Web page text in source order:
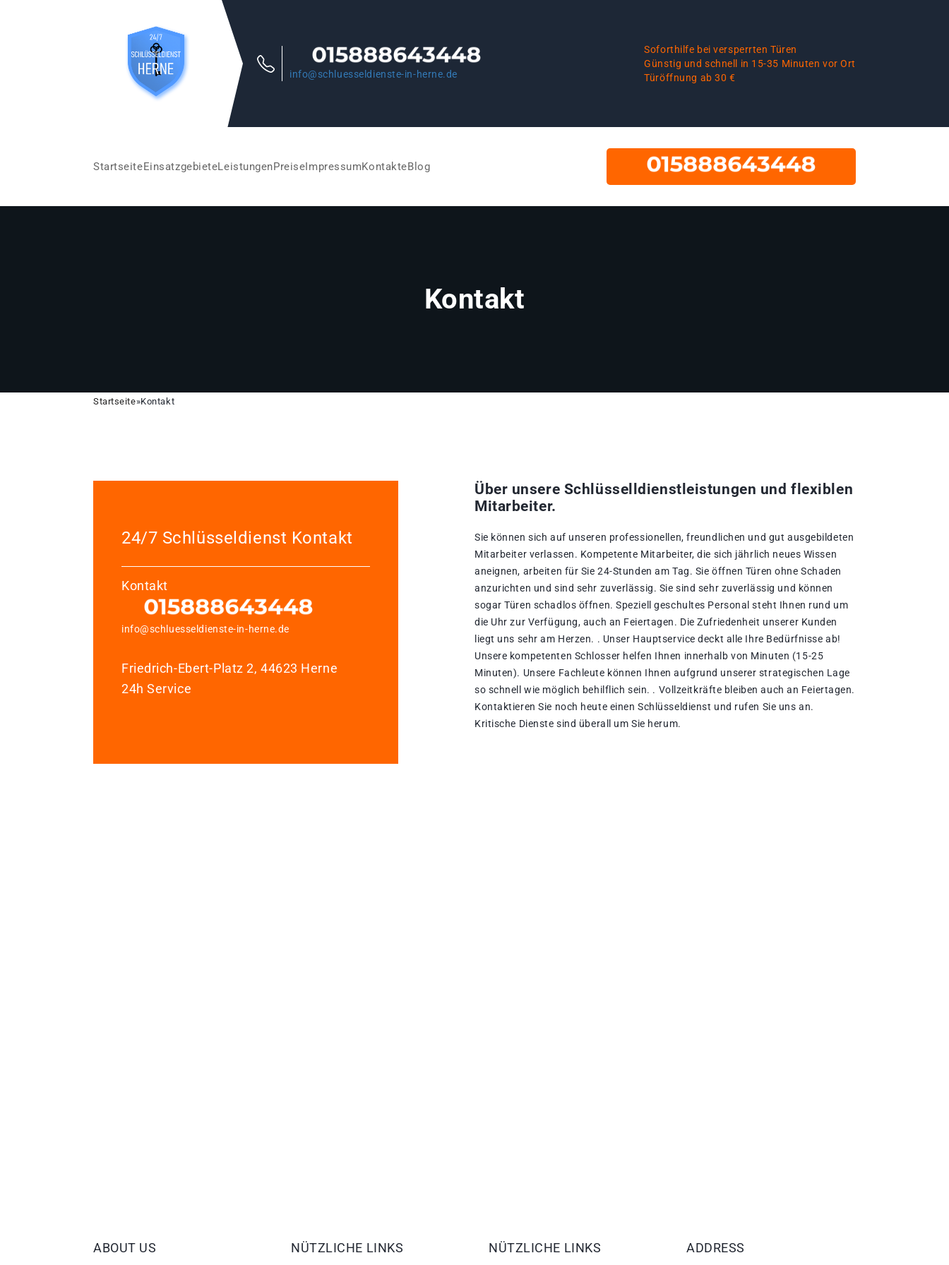
info@schluesseldienste-in-herne.de
Soforthilfe bei versperrten Türen
Günstig und schnell in 15-35 Minuten vor Ort
Türöffnung ab 30 €
StartseiteEinsatzgebieteLeistungenPreiseImpressumKontakteBlog
Kontakt
Startseite»Kontakt
24/7 Schlüsseldienst Kontakt
Kontakt
info@schluesseldienste-in-herne.de
Friedrich-Ebert-Platz 2, 44623 Herne
24h Service
Über unsere Schlüsselldienstleistungen und flexiblen
Mitarbeiter.
Sie können sich auf unseren professionellen, freundlichen und gut ausgebildeten
Mitarbeiter verlassen. Kompetente Mitarbeiter, die sich jährlich neues Wissen
aneignen, arbeiten für Sie 24-Stunden am Tag. Sie öffnen Türen ohne Schaden
anzurichten und sind sehr zuverlässig. Sie sind sehr zuverlässig und können
sogar Türen schadlos öffnen. Speziell geschultes Personal steht Ihnen rund um
die Uhr zur Verfügung, auch an Feiertagen. Die Zufriedenheit unserer Kunden
liegt uns sehr am Herzen. . Unser Hauptservice deckt alle Ihre Bedürfnisse ab!
Unsere kompetenten Schlosser helfen Ihnen innerhalb von Minuten (15-25
Minuten). Unsere Fachleute können Ihnen aufgrund unserer strategischen Lage
so schnell wie möglich behilflich sein. . Vollzeitkräfte bleiben auch an Feiertagen.
Kontaktieren Sie noch heute einen Schlüsseldienst und rufen Sie uns an.
Kritische Dienste sind überall um Sie herum.
ABOUT US NÜTZLICHE LINKS NÜTZLICHE LINKS ADDRESS